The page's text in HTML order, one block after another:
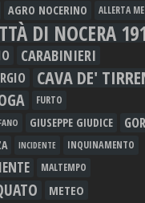
AGRO NOCERINO
ALLERTA
DI NOCERA
CARABINIERI
CAVA DE'
FURTO
GIUSEPPE GIUDICE
INCIDENTE INQUINAMENTO
MALTEMPO
METEO